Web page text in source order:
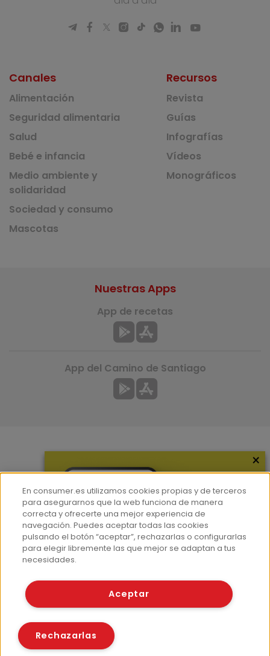
Canales
Alimentación
Seguridad alimentaria
Salud
Bebé e infancia
Medio ambiente y
solidaridad
Sociedad y consumo
Mascotas
Recursos
Revista
Guías
Infografías
Vídeos
Monográficos
Hemeroteca
Contacto
Prensa
Corpus Lingüístico Consumer
Nuestras Apps
App de recetas
App del Camino de Santiago
© Fundación EROSKI
Políticas de cookies
×
En consumer.es utilizamos cookies propias y de terceros
para asegurarnos que la web funciona de manera
correcta y ofrecerte una mejor experiencia de
navegación. Puedes aceptar todas las cookies
pulsando el botón “aceptar”, rechazarlas o configurarlas
para elegir libremente las que mejor se adaptan a tus
necesidades.
Aceptar
Rechazarlas